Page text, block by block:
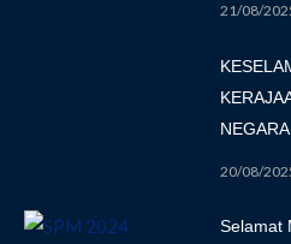
21/08/
NEGARA
20/08/
Selamat